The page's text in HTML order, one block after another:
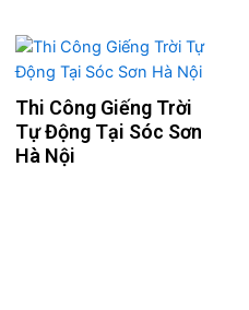
Thi Công Giếng Trời
Tự Động Tại Sóc Sơn
Hà Nội